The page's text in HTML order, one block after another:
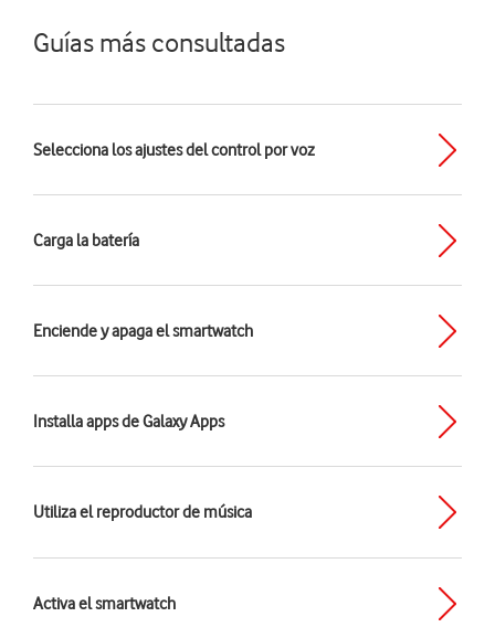
Guías más consultadas
Selecciona los ajustes del control por voz
Carga la batería
Enciende y apaga el smartwatch
Installa apps de Galaxy Apps
Utiliza el reproductor de música
Activa el smartwatch